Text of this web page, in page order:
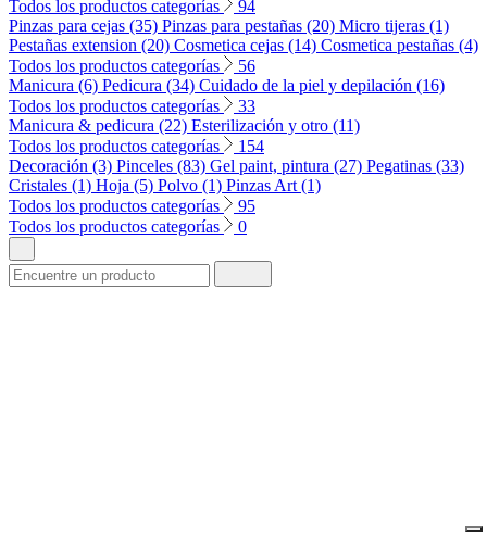
Todos los productos categorías
94
Pinzas para cejas (35) Pinzas para pestañas (20) Micro tijeras (1)
Pestañas extension (20) Cosmetica cejas (14) Cosmetica pestañas (4)
Todos los productos categorías
56
Manicura (6) Pedicura (34) Cuidado de la piel y depilación (16)
Todos los productos categorías
33
Manicura & pedicura (22) Esterilización y otro (11)
Todos los productos categorías
154
Decoración (3) Pinceles (83) Gel paint, pintura (27) Pegatinas (33)
Cristales (1) Hoja (5) Polvo (1) Pinzas Art (1)
Todos los productos categorías
95
Todos los productos categorías
0